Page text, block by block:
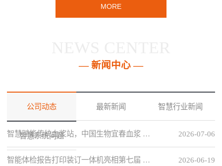
MORE
— 新闻中心 —
公司动态 最新新闻 智慧行业新闻
智慧系统问题 2026-07-06
智慧赋能传统血浆站，中国生物宜春血浆 …
2026-06-19
智能体检报告打印装订一体机亮相第七届 …